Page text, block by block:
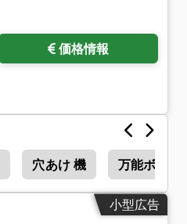
価格情報
穴あけ 機 万能ボール盤
小型広告